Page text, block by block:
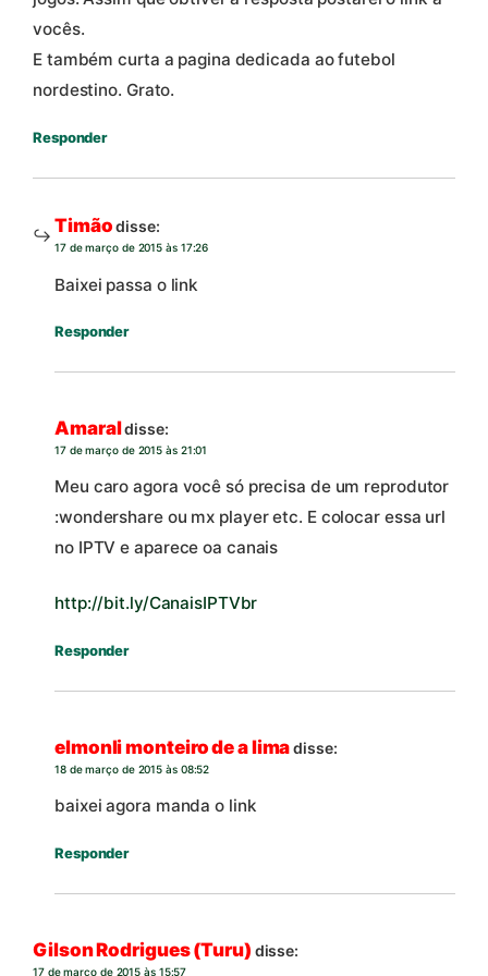
vocês.
E também curta a pagina dedicada ao futebol
nordestino. Grato.
Responder
Timão disse:
17 de março de 2015 às 17:26
Baixei passa o link
Responder
Amaraldisse:
17 de março de 2015 às 21:01
Meu caro agora você só precisa de um reprodutor
:wondershare ou mx player etc. E colocar essa url
no IPTV e aparece oa canais
http://bit.ly/CanaisIPTVbr
Responder
elmonli monteiro de a limadisse:
18 de março de 2015 às 08:52
baixei agora manda o link
Responder
Gilson Rodrigues (Turu) disse:
17 de março de 2015 às 15:57